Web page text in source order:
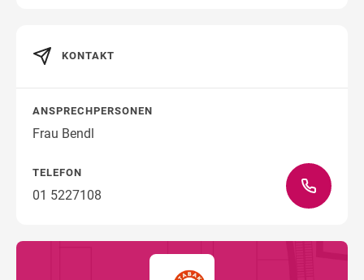
KONTAKT
ANSPRECHPERSONEN
Frau Bendl
TELEFON
01 5227108